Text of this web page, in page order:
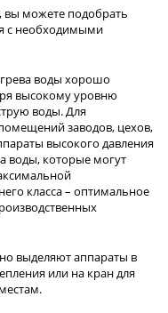
вы можете подобрать
с необходимыми
воды хорошо
высокому уровню
воды. Для
заводов, цехов,
высокого давления
воды, которые могут
класса – оптимальное
выделяют аппараты в
или на кран для